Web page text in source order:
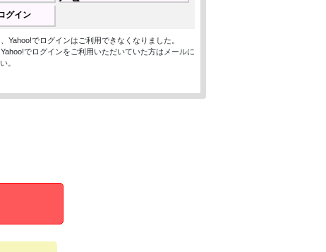
グイン
Yahoo!でログインはご利用できなくなりました。
でログインをご利用いただいていた方はメールに
。